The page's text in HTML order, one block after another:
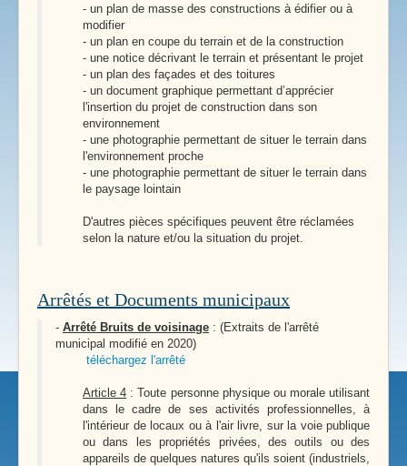
- un plan de masse des constructions à édifier ou à
modifier
- un plan en coupe du terrain et de la construction
- une notice décrivant le terrain et présentant le projet
- un plan des façades et des toitures
- un document graphique permettant d’apprécier
l'insertion du projet de construction dans son
environnement
- une photographie permettant de situer le terrain dans
l'environnement proche
- une photographie permettant de situer le terrain dans
le paysage lointain
D'autres pièces spécifiques peuvent être réclamées
selon la nature et/ou la situation du projet.
Arrêtés et Documents municipaux
- Arrêté Bruits de voisinage : (Extraits de l'arrêté
municipal modifié en 2020)
téléchargez l'arrêté
Article 4 : Toute personne physique ou morale utilisant
dans le cadre de ses activités professionnelles, à
l'intérieur de locaux ou à l'air livre, sur la voie publique
ou dans les propriétés privées, des outils ou des
appareils de quelques natures qu'ils soient (industriels,